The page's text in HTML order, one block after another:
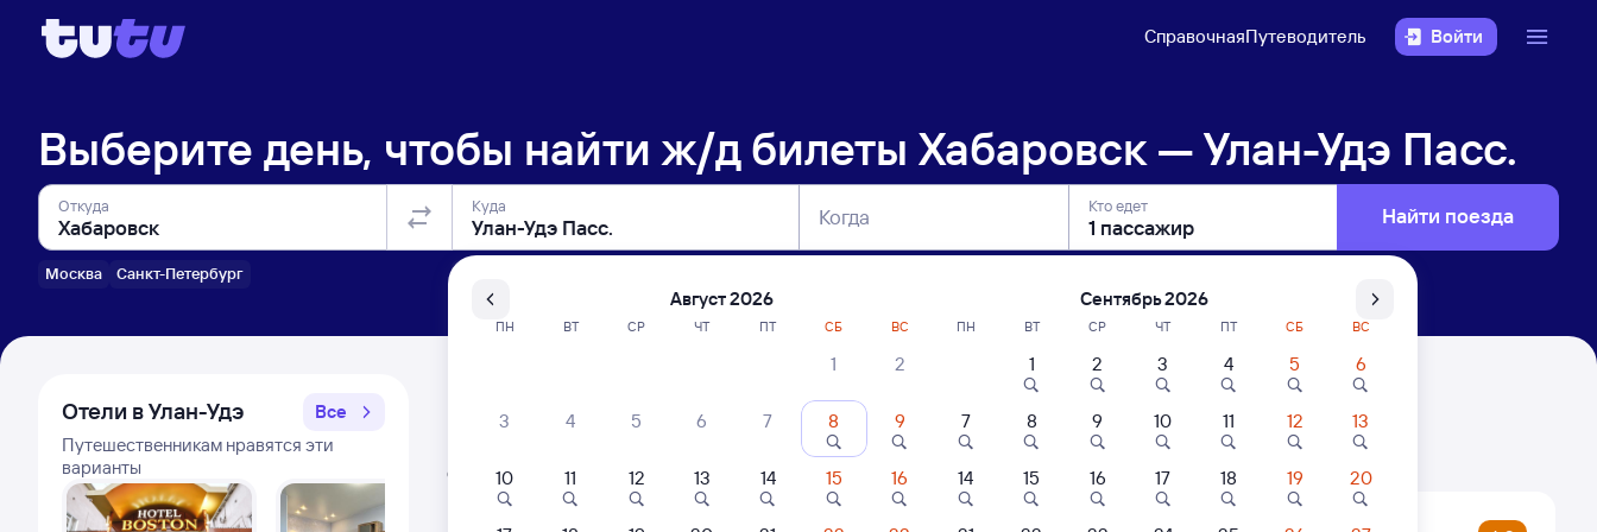
СправочнаяПутеводитель Войти
Выберите день, чтобы найти ж/д билеты Хабаровск — Улан-Удэ Пасс.
Откуда
Москва Санкт-Петербург
Куда Когда Кто едет Найти поезда
Отели в Улан-Удэ
Все
Путешественникам нравятся эти
варианты
Расписание поездов Хабаровск — Улан-Удэ Пасс.
Расписание поездов Улан-Удэ Пасс. — Хабаровск
Открыта продажа билетов на 5 ноября. Отправление и прибытие по местному времени. Цены за 1 пассажира
Самый быстрый
Август 2026
ПН ВТ СР ЧТ ПТ СБ ВС
1 2
3 4 5 6 7 8 9
10 11 12 13 14 15 16
Сентябрь 2026
ПН ВТ СР ЧТ ПТ СБ ВС
1 2 3 4 5 6
7 8 9 10 11 12 13
14 15 16 17 18 19 20